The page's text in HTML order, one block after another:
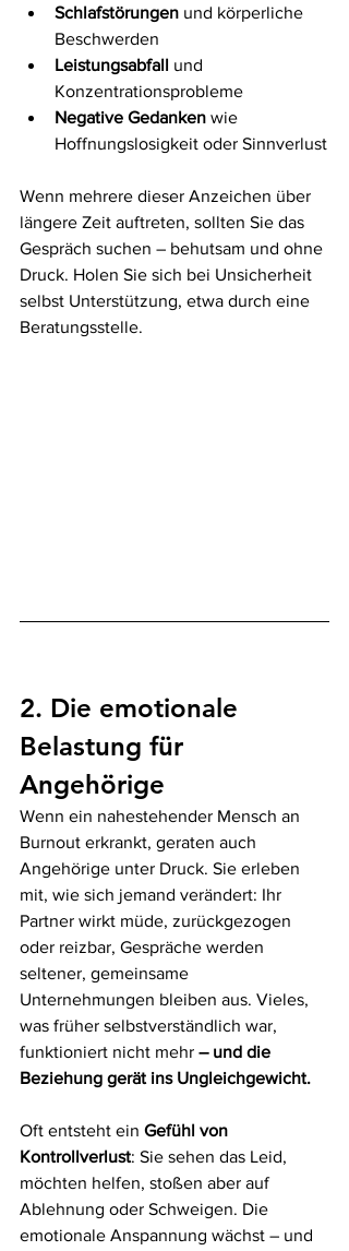
Schlafstörungen und körperliche
Beschwerden
Leistungsabfall und
Konzentrationsprobleme
Negative Gedanken wie
Hoffnungslosigkeit oder Sinnverlust
Wenn mehrere dieser Anzeichen über
längere Zeit auftreten, sollten Sie das
Gespräch suchen – behutsam und ohne
Druck. Holen Sie sich bei Unsicherheit
selbst Unterstützung, etwa durch eine
Beratungsstelle.
2. Die emotionale
Belastung für
Angehörige
Wenn ein nahestehender Mensch an
Burnout erkrankt, geraten auch
Angehörige unter Druck. Sie erleben
mit, wie sich jemand verändert: Ihr
Partner wirkt müde, zurückgezogen
oder reizbar, Gespräche werden
seltener, gemeinsame
Unternehmungen bleiben aus. Vieles,
was früher selbstverständlich war,
funktioniert nicht mehr – und die
Beziehung gerät ins Ungleichgewicht.
Oft entsteht ein Gefühl von
Kontrollverlust: Sie sehen das Leid,
möchten helfen, stoßen aber auf
Ablehnung oder Schweigen. Die
emotionale Anspannung wächst – und